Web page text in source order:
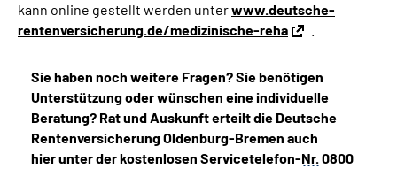
kann online gestellt werden unterwww.deutsche-
rentenversicherung.de/medizinische-reha
Sie haben noch weitere Fragen? Sie benötigen
Unterstützung oder wünschen eine individuelle
Beratung? Rat und Auskunft erteilt die Deutsche
Rentenversicherung Oldenburg-Bremen auch
hier unter der kostenlosen Servicetelefon-Nr.0800